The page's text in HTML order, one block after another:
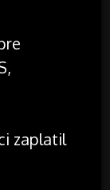
zaplatil